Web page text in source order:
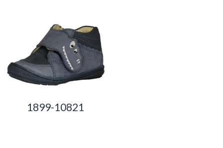
1899-10821